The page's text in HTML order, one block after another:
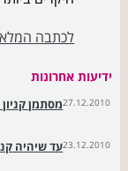
לכתבה
ידיעות אחרונות
27.12.2010מסתמן
23.12.2010עד שיהיה